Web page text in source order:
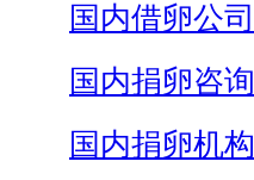
国内借卵公司
国内捐卵咨询
国内捐卵机构